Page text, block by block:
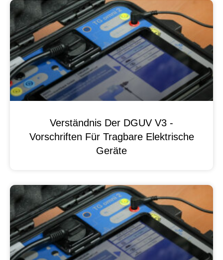
Verständnis Der DGUV V3 -
Vorschriften Für Tragbare Elektrische
Geräte